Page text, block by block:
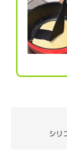
シリ